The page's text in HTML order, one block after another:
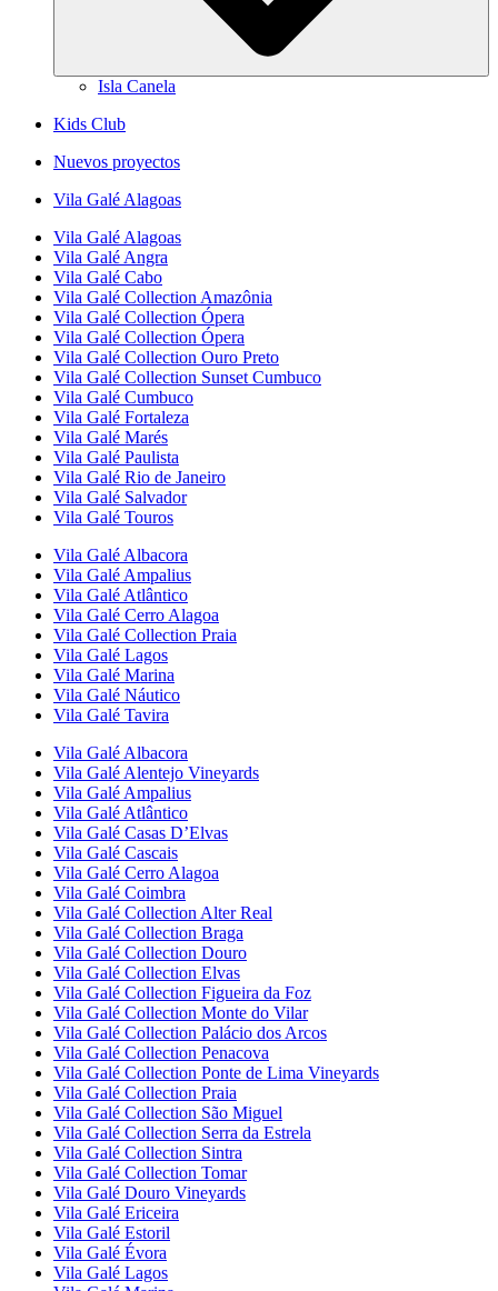
Isla Canela
Kids Club
Nuevos proyectos
Vila Galé Alagoas
Vila Galé Alagoas
Vila Galé Angra
Vila Galé Cabo
Vila Galé Collection Amazônia
Vila Galé Collection Ópera
Vila Galé Collection Ópera
Vila Galé Collection Ouro Preto
Vila Galé Collection Sunset Cumbuco
Vila Galé Cumbuco
Vila Galé Fortaleza
Vila Galé Marés
Vila Galé Paulista
Vila Galé Rio de Janeiro
Vila Galé Salvador
Vila Galé Touros
Vila Galé Albacora
Vila Galé Ampalius
Vila Galé Atlântico
Vila Galé Cerro Alagoa
Vila Galé Collection Praia
Vila Galé Lagos
Vila Galé Marina
Vila Galé Náutico
Vila Galé Tavira
Vila Galé Albacora
Vila Galé Alentejo Vineyards
Vila Galé Ampalius
Vila Galé Atlântico
Vila Galé Casas D’Elvas
Vila Galé Cascais
Vila Galé Cerro Alagoa
Vila Galé Coimbra
Vila Galé Collection Alter Real
Vila Galé Collection Braga
Vila Galé Collection Douro
Vila Galé Collection Elvas
Vila Galé Collection Figueira da Foz
Vila Galé Collection Monte do Vilar
Vila Galé Collection Palácio dos Arcos
Vila Galé Collection Penacova
Vila Galé Collection Ponte de Lima Vineyards
Vila Galé Collection Praia
Vila Galé Collection São Miguel
Vila Galé Collection Serra da Estrela
Vila Galé Collection Sintra
Vila Galé Collection Tomar
Vila Galé Douro Vineyards
Vila Galé Ericeira
Vila Galé Estoril
Vila Galé Évora
Vila Galé Lagos